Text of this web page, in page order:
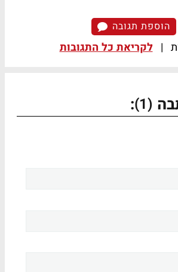
הוספת תגובה
| לקריאת כל התגובות
(1)
: